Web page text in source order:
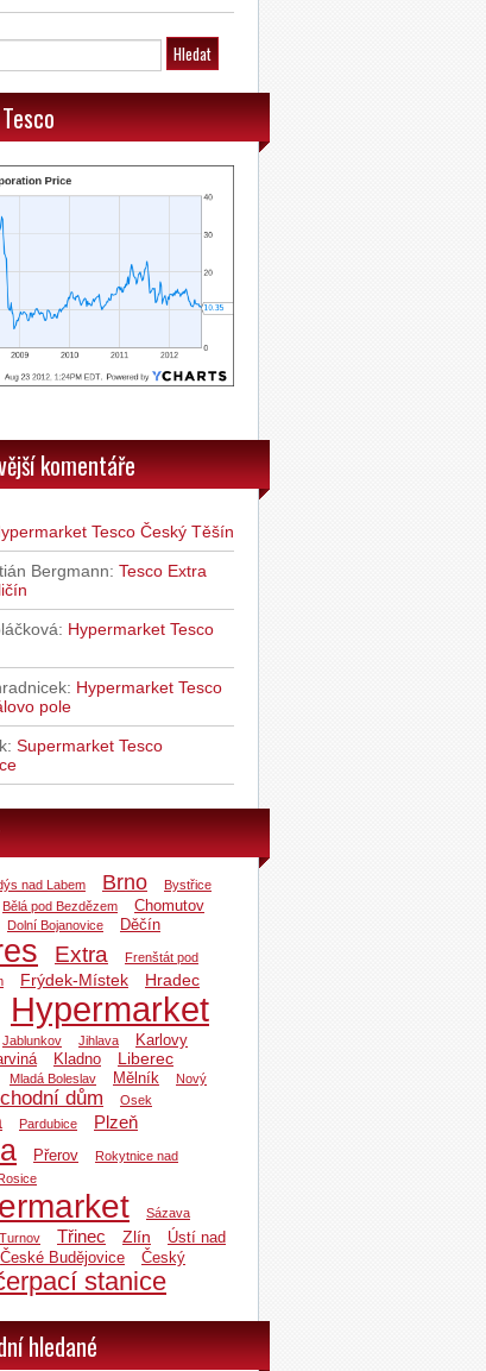
komentáře
Tesco Český Těšín
Bergmann: Tesco Extra
: Hypermarket Tesco
: Hypermarket Tesco
pole
: Supermarket Tesco
nad Labem Brno
Bystřice
Bělá pod Bezdězem Chomutov
Dolní Bojanovice Děčín
Extra
Frenštát pod
Frýdek-Místek
Hradec
Hypermarket
Jablunkov Jihlava
Karlovy
Kladno Liberec
Mladá Boleslav Mělník
Nový
dům Osek
Pardubice Plzeň
Přerov
Rokytnice nad
Rosice
Sázava
Turnov Třinec Zlín
Ústí nad
České Budějovice
Český
stanice
hledané